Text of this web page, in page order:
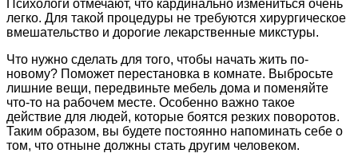
Психологи отмечают, что кардинально измениться очень
легко. Для такой процедуры не требуются хирургическое
вмешательство и дорогие лекарственные микстуры.
Что нужно сделать для того, чтобы начать жить по-
новому? Поможет перестановка в комнате. Выбросьте
лишние вещи, передвиньте мебель дома и поменяйте
что-то на рабочем месте. Особенно важно такое
действие для людей, которые боятся резких поворотов.
Таким образом, вы будете постоянно напоминать себе о
том, что отныне должны стать другим человеком.